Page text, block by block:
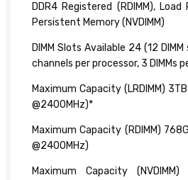
DDR4 Registered (RDIMM), Load
Persistent Memory (NVDIMM)
DIMM Slots Available 24 (12
channels per processor, 3 DIMMs
Maximum Capacity (LRDIMM)
@2400MHz)*
Maximum Capacity (RDIMM)
@2400MHz)
Maximum Capacity